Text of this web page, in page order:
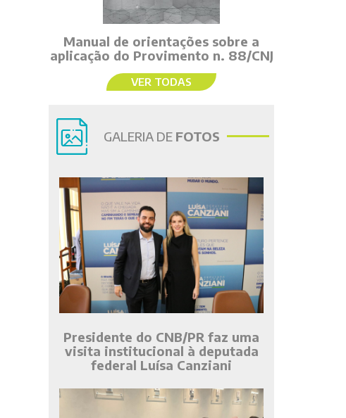
Manual de orientações sobre a
aplicação do Provimento n. 88/CNJ
VER TODAS
GALERIA DE FOTOS
Presidente do CNB/PR faz uma
visita institucional à deputada
federal Luísa Canziani